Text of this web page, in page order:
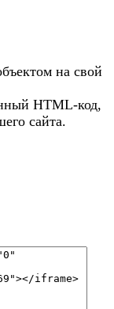
на свой
HTML-код,
сайта.